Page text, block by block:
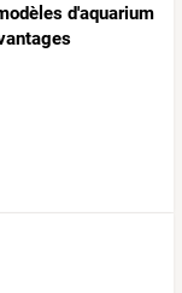
d'aquarium